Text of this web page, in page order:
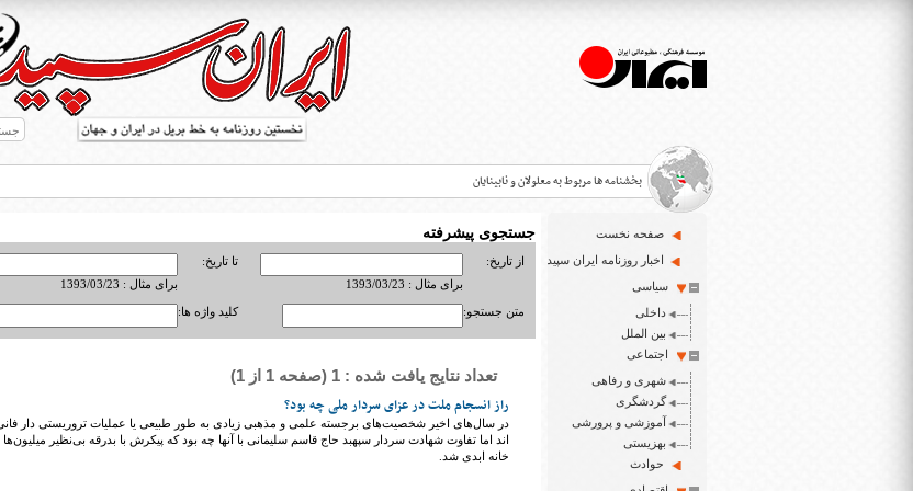
بخشنامه ها مربوط به معلولان و نابینایان
>
قانون حمایت از حقوق معلولان
اخبار حوزه معلولان و نابینایان
>
ایران سپید سایت خبری نابینایان و تنها روزنامه به خط بریل در جهان
>
صفحه نخست
اخبار روزنامه ایران سپید
سیاسی
داخلی
بین الملل
اجتماعی
شهری و رفاهی
گردشگری
آموزشی و پرورشی
بهزیستی
حوادث
جستجوی پیشرفته
از تاریخ:
برای مثال : 1393/03/23
تا تاریخ:
برای مثال : 1393/03/23
متن جستجو: کلید واژه ها:
تعداد نتایج یافت شده : 1 (صفحه 1 از 1)
راز انسجام ملت در عزای سردار ملی چه بود؟
در سال‌های اخیر شخصیت‌های برجسته علمی و مذهبی زیادی به طور طبیعی یا عملیات تروریستی دار فانی
اند اما تفاوت شهادت سردار سپهبد حاج قاسم سلیمانی با آنها چه بود که پیکرش با بدرقه بی‌نظیر میلیون‌ها
خانه ابدی شد.